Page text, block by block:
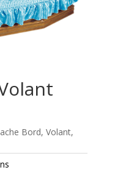
Bord, Volant,